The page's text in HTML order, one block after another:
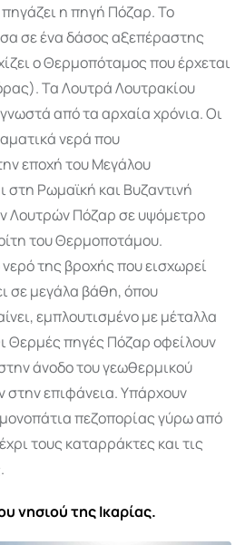
η πηγή Πόζαρ. Το
σε ένα δάσος αξεπέραστης
ο Θερμοπόταμος που έρχεται
Τα Λουτρά Λουτρακίου
από τα αρχαία χρόνια. Οι
νερά που
εποχή του Μεγάλου
Ρωμαϊκή και Βυζαντινή
Λουτρών Πόζαρ σε υψόμετρο
του Θερμοποτάμου.
της βροχής που εισχωρεί
σε μεγάλα βάθη, όπου
εμπλουτισμένο με μέταλλα
Θερμές πηγές Πόζαρ οφείλουν
άνοδο του γεωθερμικού
επιφάνεια. Υπάρχουν
πεζοπορίας γύρω από
τους καταρράκτες και τις
νησιού της Ικαρίας.